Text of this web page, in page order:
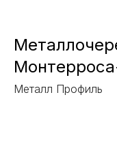
Металл Профиль